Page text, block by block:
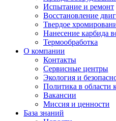
Испытание и ремонт
Восстановление
Твердое
Нанесение карбида
Термообработка
О компании
Контакты
Сервисные центры
Экология и
Политика в области
Вакансии
Миссия и ценности
База знаний